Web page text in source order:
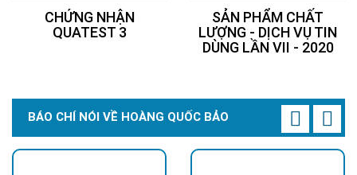
CHỨNG NHẬN
QUATEST 3
SẢN PHẨM CHẤT
LƯỢNG - DỊCH VỤ TIN
DÙNG LẦN VII - 2020
BÁO CHÍ NÓI VỀ HOÀNG QUỐC BẢO